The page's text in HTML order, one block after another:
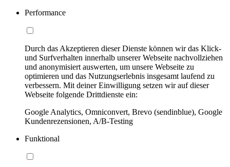
Performance
Durch das Akzeptieren dieser Dienste können wir das Klick-
und Surfverhalten innerhalb unserer Webseite nachvollziehen
und anonymisiert auswerten, um unsere Webseite zu
optimieren und das Nutzungserlebnis insgesamt laufend zu
verbessern. Mit deiner Einwilligung setzen wir auf dieser
Webseite folgende Drittdienste ein:
Google Analytics, Omniconvert, Brevo (sendinblue), Google
Kundenrezensionen, A/B-Testing
Funktional